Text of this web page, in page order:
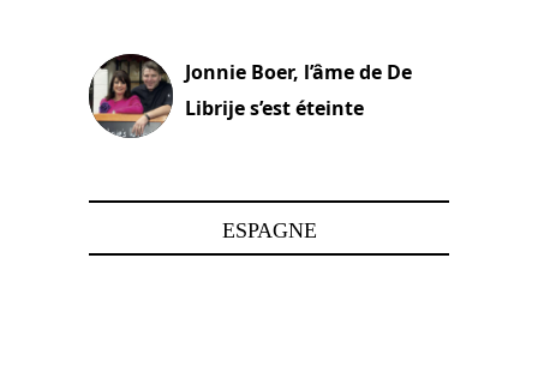
Jonnie Boer, l’âme de De
Librije s’est éteinte
ESPAGNE